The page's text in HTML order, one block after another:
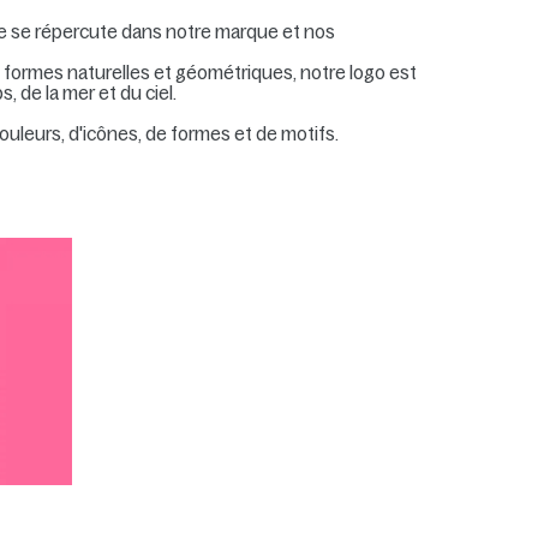
se répercute dans notre marque et nos
naturelles et géométriques, notre logo est
de la mer et du ciel.
d'icônes, de formes et de motifs.